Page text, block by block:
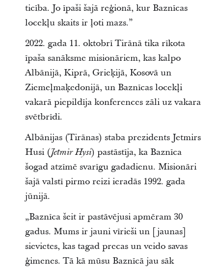
ticība. Jo īpaši šajā reģionā, kur Baznīcas
locekļu skaits ir ļoti mazs.”
2022. gada 11. oktobrī Tirānā tika rīkota
īpaša sanāksme misionāriem, kas kalpo
Albānijā, Kiprā, Grieķijā, Kosovā un
Ziemeļmaķedonijā, un Baznīcas locekļi
vakarā piepildīja konferences zāli uz vakara
svētbrīdi.
Albānijas (Tirānas) staba prezidents Jetmirs
Husi (Jetmir Hysi) pastāstīja, ka Baznīca
šogad atzīmē svarīgu gadadienu. Misionāri
šajā valstī pirmo reizi ieradās 1992. gada
jūnijā.
„Baznīca šeit ir pastāvējusi apmēram 30
gadus. Mums ir jauni vīrieši un [jaunas]
sievietes, kas tagad precas un veido savas
ģimenes. Tā kā mūsu Baznīcā jau sāk